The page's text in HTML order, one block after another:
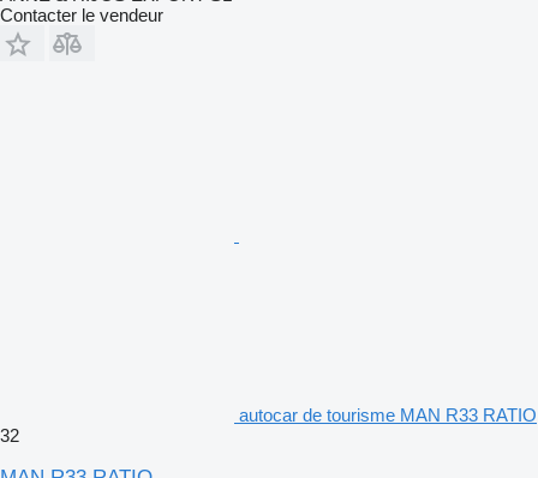
Contacter le vendeur
autocar de tourisme MAN R33 RATIO
32